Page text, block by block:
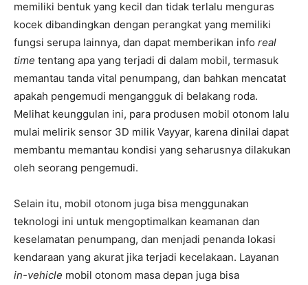
memiliki bentuk yang kecil dan tidak terlalu menguras
kocek dibandingkan dengan perangkat yang memiliki
fungsi serupa lainnya, dan dapat memberikan info real
time tentang apa yang terjadi di dalam mobil, termasuk
memantau tanda vital penumpang, dan bahkan mencatat
apakah pengemudi mengangguk di belakang roda.
Melihat keunggulan ini, para produsen mobil otonom lalu
mulai melirik sensor 3D milik Vayyar, karena dinilai dapat
membantu memantau kondisi yang seharusnya dilakukan
oleh seorang pengemudi.
Selain itu, mobil otonom juga bisa menggunakan
teknologi ini untuk mengoptimalkan keamanan dan
keselamatan penumpang, dan menjadi penanda lokasi
kendaraan yang akurat jika terjadi kecelakaan. Layanan
in-vehicle mobil otonom masa depan juga bisa